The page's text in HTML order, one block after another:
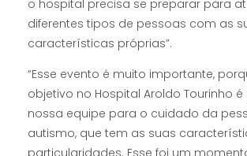
o hospital precisa se preparar para
diferentes tipos de pessoas com as
características próprias”.
“Esse evento é muito importante,
objetivo no Hospital Aroldo Tourinho
nossa equipe para o cuidado da
autismo, que tem as suas